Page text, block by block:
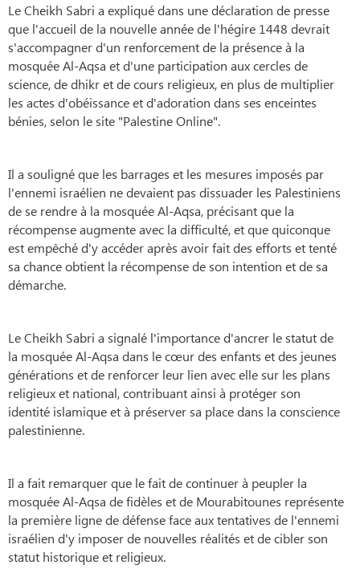
Le Cheikh Sabri a expliqué dans une déclaration de presse
que l'accueil de la nouvelle année de l'hégire 1448 devrait
s'accompagner d'un renforcement de la présence à la
mosquée Al-Aqsa et d'une participation aux cercles de
science, de dhikr et de cours religieux, en plus de multiplier
les actes d'obéissance et d'adoration dans ses enceintes
bénies, selon le site "Palestine Online".
Il a souligné que les barrages et les mesures imposés par
l'ennemi israélien ne devaient pas dissuader les Palestiniens
de se rendre à la mosquée Al-Aqsa, précisant que la
récompense augmente avec la difficulté, et que quiconque
est empêché d'y accéder après avoir fait des efforts et tenté
sa chance obtient la récompense de son intention et de sa
démarche.
Le Cheikh Sabri a signalé l'importance d'ancrer le statut de
la mosquée Al-Aqsa dans le cœur des enfants et des jeunes
générations et de renforcer leur lien avec elle sur les plans
religieux et national, contribuant ainsi à protéger son
identité islamique et à préserver sa place dans la conscience
palestinienne.
Il a fait remarquer que le fait de continuer à peupler la
mosquée Al-Aqsa de fidèles et de Mourabitounes représente
la première ligne de défense face aux tentatives de l'ennemi
israélien d'y imposer de nouvelles réalités et de cibler son
statut historique et religieux.